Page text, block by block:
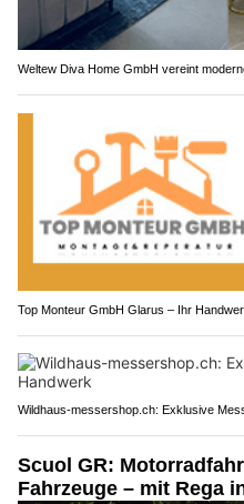
Weltew Diva Home GmbH vereint
Top Monteur GmbH Glarus – Ihr
Wildhaus-messershop.ch: Exklusive
Scuol GR:
Fahrzeuge – mit Rega